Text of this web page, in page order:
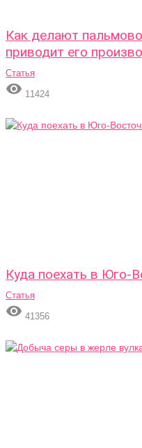
Как делают
приводит его
Статья
 11424
Куда поехать в Юго-
Статья
 41356